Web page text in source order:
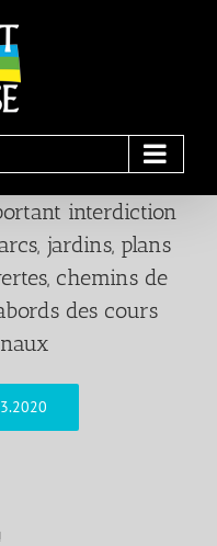
interdiction
jardins, plans
chemins de
des cours